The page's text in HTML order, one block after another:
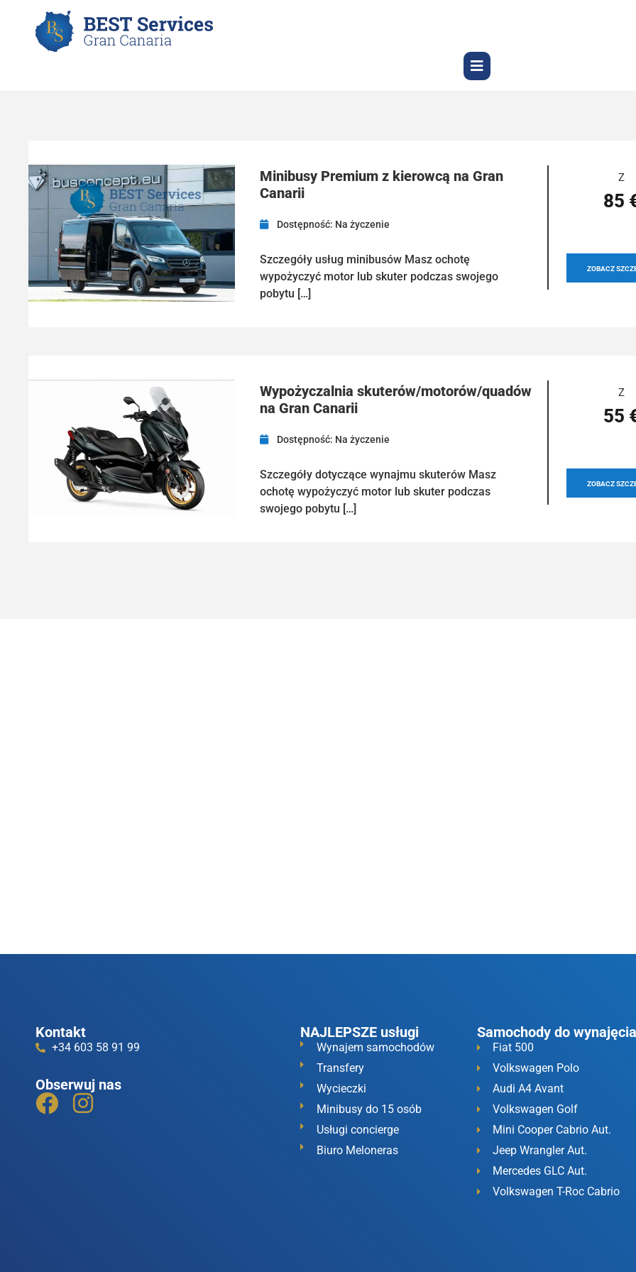
Minibusy Premium z kierowcą na Gran
Canarii
Dostępność: Na życzenie
Szczegóły usług minibusów Masz ochotę
wypożyczyć motor lub skuter podczas swojego
pobytu […]
Z
85
ZOBACZ
Wypożyczalnia skuterów/motorów/quadów
na Gran Canarii
Dostępność: Na życzenie
Szczegóły dotyczące wynajmu skuterów Masz
ochotę wypożyczyć motor lub skuter podczas
swojego pobytu […]
Z
55
ZOBACZ
Kontakt
+34 603 58 91 99
Obserwuj nas
NAJLEPSZE usługi
Wynajem samochodów
Transfery
Wycieczki
Minibusy do 15 osób
Usługi concierge
Biuro Meloneras
Samochody do wynajęcia
Fiat 500
Volkswagen Polo
Audi A4 Avant
Volkswagen Golf
Mini Cooper Cabrio Aut.
Jeep Wrangler Aut.
Mercedes GLC Aut.
Volkswagen T-Roc Cabrio